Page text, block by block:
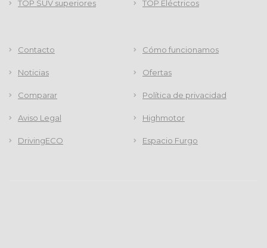
TOP SUV superiores TOP Eléctricos
Contacto Cómo funcionamos
Noticias Ofertas
Comparar Política de privacidad
Aviso Legal Highmotor
DrivingECO Espacio Furgo